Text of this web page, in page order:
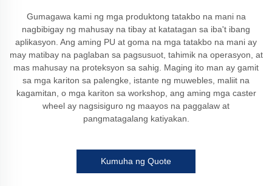
Gumagawa kami ng mga produktong tatakbo na mani na
nagbibigay ng mahusay na tibay at katatagan sa iba't ibang
aplikasyon. Ang aming PU at goma na mga tatakbo na mani ay
may matibay na paglaban sa pagsusuot, tahimik na operasyon, at
mas mahusay na proteksyon sa sahig. Maging ito man ay gamit
sa mga kariton sa palengke, istante ng muwebles, maliit na
kagamitan, o mga kariton sa workshop, ang aming mga caster
wheel ay nagsisiguro ng maayos na paggalaw at
pangmatagalang katiyakan.
Kumuha ng Quote